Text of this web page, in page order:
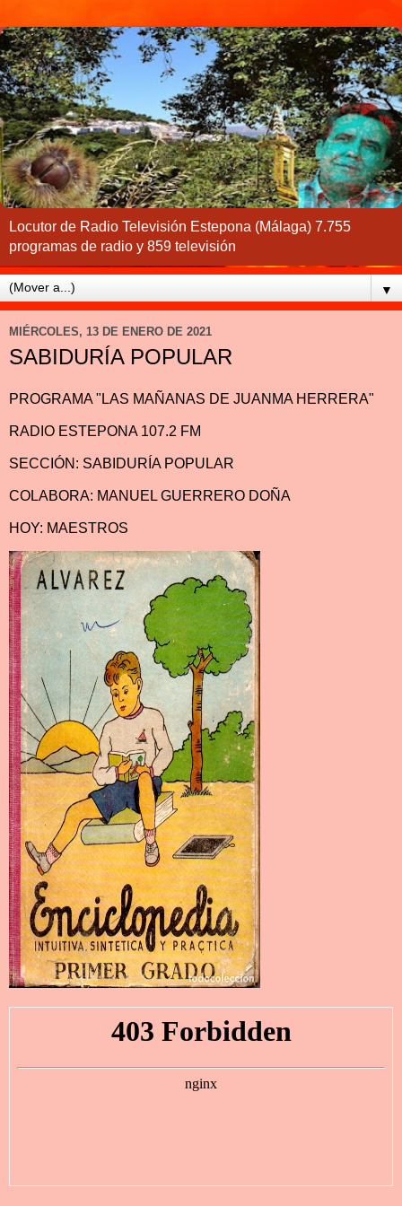
Locutor de Radio Televisión Estepona (Málaga) 7.755
programas de radio y 859 televisión
▼
MIÉRCOLES, 13 DE ENERO DE 2021
SABIDURÍA POPULAR
PROGRAMA "LAS MAÑANAS DE JUANMA HERRERA"
RADIO ESTEPONA 107.2 FM
SECCIÓN: SABIDURÍA POPULAR
COLABORA: MANUEL GUERRERO DOÑA
HOY: MAESTROS